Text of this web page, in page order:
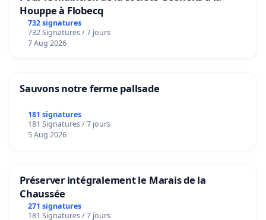
Houppe à Flobecq
732 signatures
732 Signatures / 7 jours
7 Aug 2026
Sauvons notre ferme pallsade
181 signatures
181 Signatures / 7 jours
5 Aug 2026
Préserver intégralement le Marais de la
Chaussée
271 signatures
181 Signatures / 7 jours